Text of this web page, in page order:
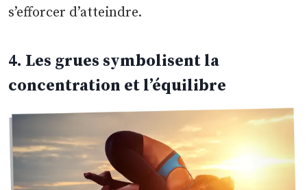
s’efforcer d’atteindre.
4. Les grues symbolisent la
concentration et l’équilibre